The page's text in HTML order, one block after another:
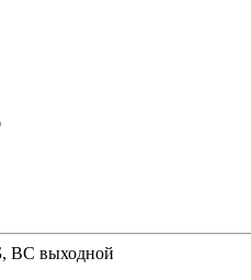
ВС выходной